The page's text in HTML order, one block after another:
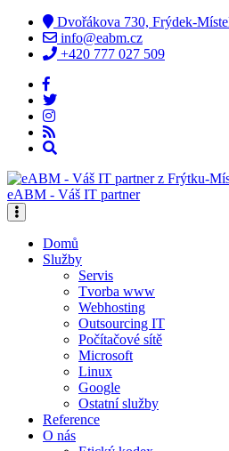
Dvořákova 730, Frýdek-Místek
info@eabm.cz
+420 777 027 509
eABM - Váš IT partner
Domů
Služby
Servis
Tvorba www
Webhosting
Outsourcing IT
Počítačové sítě
Microsoft
Linux
Google
Ostatní služby
Reference
O nás